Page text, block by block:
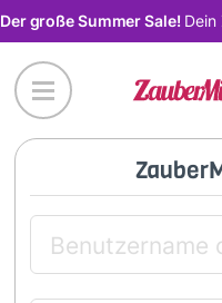
Direkt
zum
Inhalt
Der große Summer Sale! Dein